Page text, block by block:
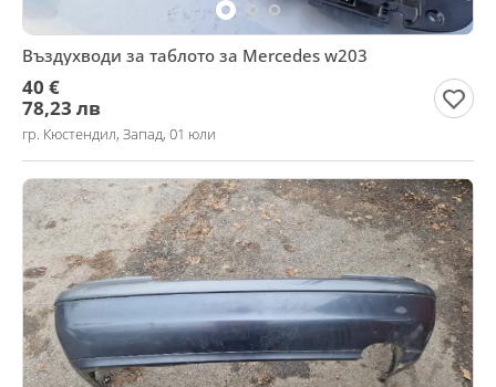
Въздухводи за таблото за Mercedes w203
40 €
78,23 лв
гр. Кюстендил, Запад, 01 юли